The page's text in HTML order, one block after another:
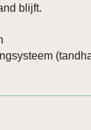
blijft.